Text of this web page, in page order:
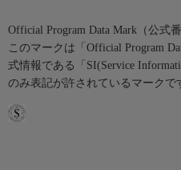
Official Program Data Mark（公式
このマークは「Official Program
式情報である「SI(Service
のみ表記が許されているマークで